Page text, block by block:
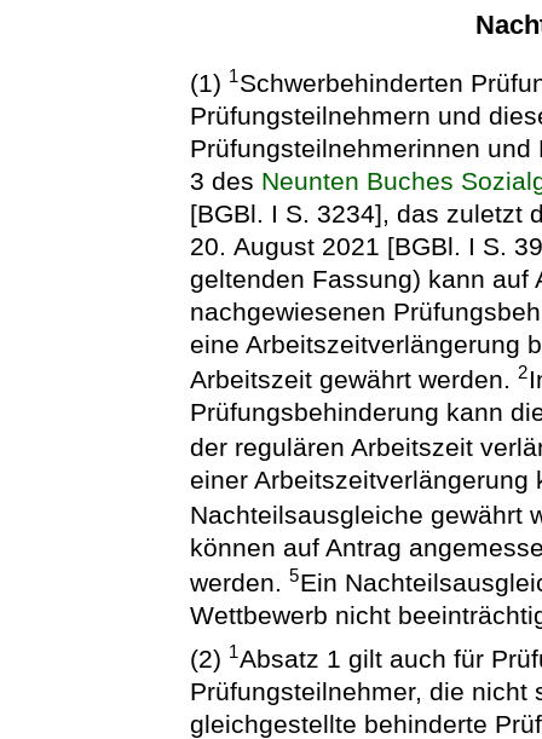
(1) 1Schwerbehinderten
Prüfungsteilnehmern und
Prüfungsteilnehmerinnen
3 des Neunten Buches
[BGBl. I S. 3234], das zuletzt
20. August 2021 [BGBl. I S.
geltenden Fassung) kann auf
nachgewiesenen
eine Arbeitszeitverlängerung
Arbeitszeit gewährt werden.2
Prüfungsbehinderung kann
der regulären Arbeitszeit
einer
Nachteilsausgleiche gewährt
können auf Antrag
werden.5Ein
Wettbewerb nicht
(2) 1Absatz 1 gilt auch für
Prüfungsteilnehmer, die nicht
gleichgestellte behinderte